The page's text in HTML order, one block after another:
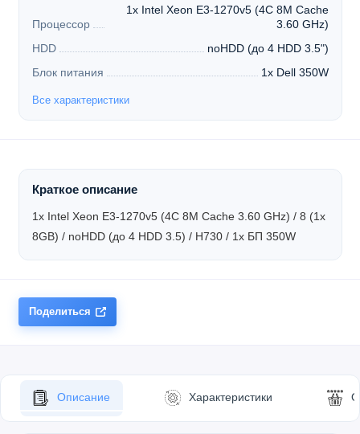
Процессор
1x Intel Xeon E3-1270v5 (4C 8M Cache
3.60 GHz)
HDD
noHDD (до 4 HDD 3.5")
Блок питания
1x Dell 350W
Все характеристики
Краткое описание
1x Intel Xeon E3-1270v5 (4C 8M Cache 3.60 GHz) / 8 (1x
8GB) / noHDD (до 4 HDD 3.5) / H730 / 1x БП 350W
Поделиться
Описание Характеристики